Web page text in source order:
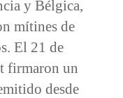
y Bélgica,
mítines de
El 21 de
firmaron un
desde